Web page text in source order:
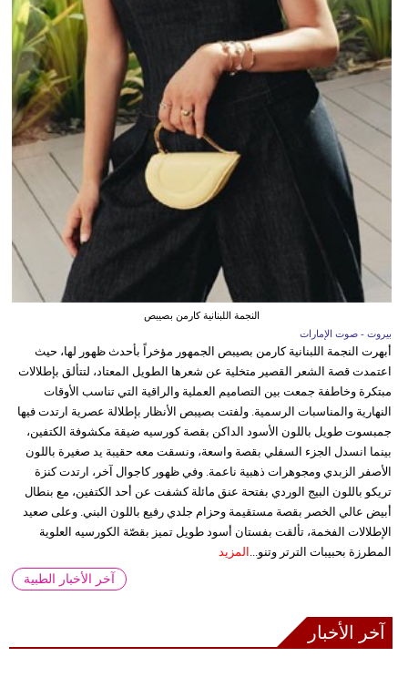
النجمة اللبنانية كارمن بصيبص
بيروت - صوت الإمارات
أبهرت النجمة اللبنانية كارمن بصيبص الجمهور مؤخراً بأحدث ظهور لها، حيث
اعتمدت قصة الشعر القصير متخلية عن شعرها الطويل المعتاد، لتتألق بإطلالات
مبتكرة وخاطفة جمعت بين التصاميم العملية والراقية التي تناسب الأوقات
النهارية والمناسبات الرسمية. ولفتت بصيبص الأنظار بإطلالة عصرية ارتدت فيها
جمبسوت طويل باللون الأسود الداكن بقصة كورسيه ضيقة مكشوفة الكتفين،
بينما انسدل الجزء السفلي بقصة واسعة، ونسقت معه حقيبة يد صغيرة باللون
الأصفر الزبدي ومجوهرات ذهبية ناعمة. وفي ظهور كاجوال آخر، ارتدت كنزة
تريكو باللون البيج الوردي بفتحة عنق مائلة كشفت عن أحد الكتفين، مع بنطال
أبيض عالي الخصر بقصة مستقيمة وحزام جلدي رفيع باللون البني. وعلى صعيد
الإطلالات الفخمة، تألقت بفستان أسود طويل تميز بقصّة الكورسيه العلوية
المطرزة بحبيبات الترتر وتنو... المزيد
آخر الأخبار الطبية
آخر الأخبار